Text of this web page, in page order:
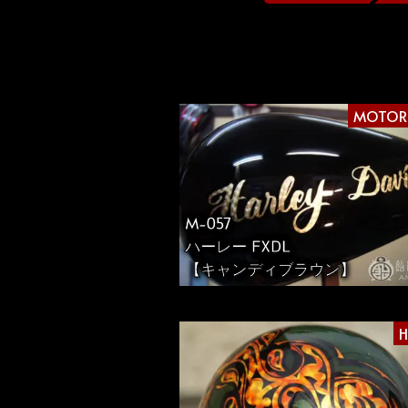
稿
の
ペ
ー
ジ
送
M-057
ハーレー FXDL
【キャンディブラウン】